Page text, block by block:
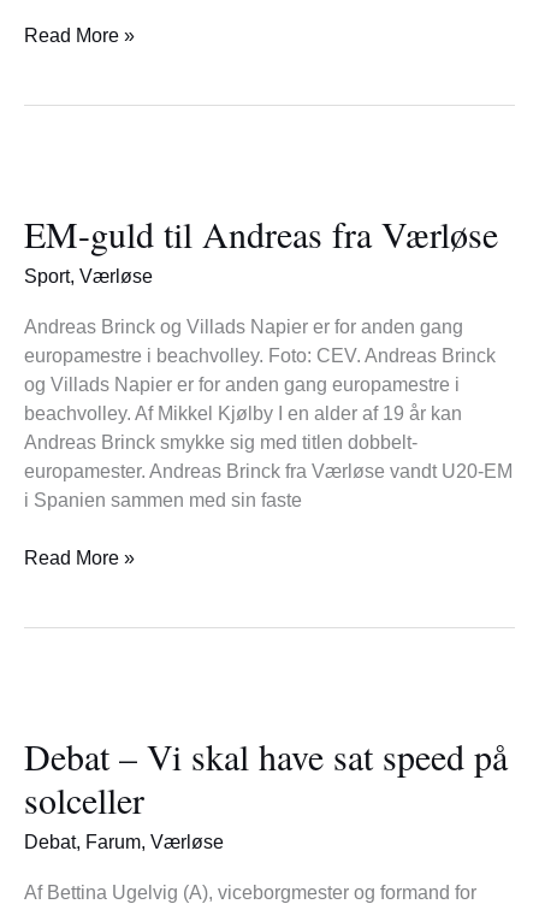
Read More »
EM-guld til Andreas fra Værløse
Sport, Værløse
Andreas Brinck og Villads Napier er for anden gang
europamestre i beachvolley. Foto: CEV. Andreas Brinck
og Villads Napier er for anden gang europamestre i
beachvolley. Af Mikkel Kjølby I en alder af 19 år kan
Andreas Brinck smykke sig med titlen dobbelt-
europamester. Andreas Brinck fra Værløse vandt U20-EM
i Spanien sammen med sin faste
til
Andreas
fra
Read More »
Debat – Vi skal have sat speed på
solceller
Debat, Farum, Værløse
Af Bettina Ugelvig (A), viceborgmester og formand for
Vi
skal
have
sat
på